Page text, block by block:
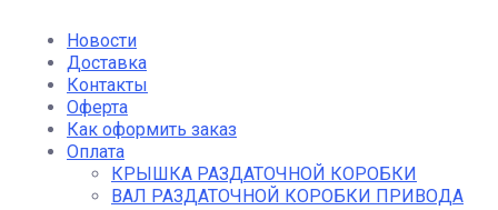
Новости
Доставка
Контакты
Оферта
Как оформить заказ
Оплата
КРЫШКА РАЗДАТОЧНОЙ КОРОБКИ
ВАЛ РАЗДАТОЧНОЙ КОРОБКИ ПРИВОДА